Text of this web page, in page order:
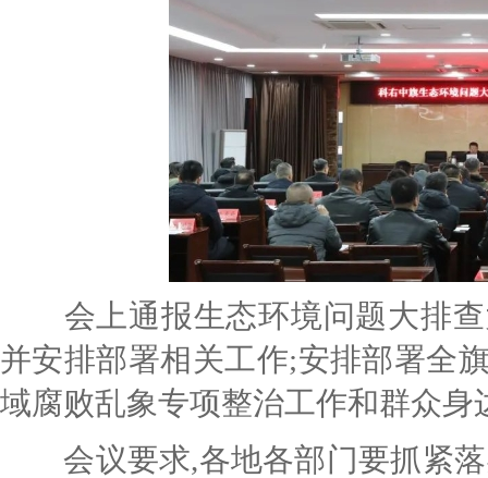
会上通报生态环境问题大排
并安排部署相关工作;安排部署全
域腐败乱象专项整治工作和群众
会议要求,各地各部门要抓紧落